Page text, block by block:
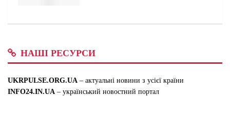
НАШІ РЕСУРСИ
UKRPULSE.ORG.UA – актуальні новини з усієї країни
INFO24.IN.UA – український новостний портал